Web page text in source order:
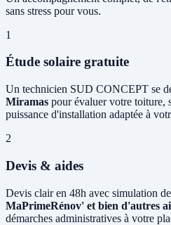
sans stress pour vous.
1
Étude solaire gratuite
Un technicien SUD CONCEPT se
Miramas pour évaluer votre toiture,
puissance d'installation adaptée à
2
Devis & aides
Devis clair en 48h avec simulation
MaPrimeRénov' et bien d'autres
démarches administratives à votre